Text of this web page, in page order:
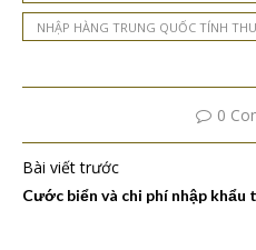
NHẬP HÀNG TRUNG QUỐC TÍNH
0
Bài viết trước
Cước biển và chi phí nhập